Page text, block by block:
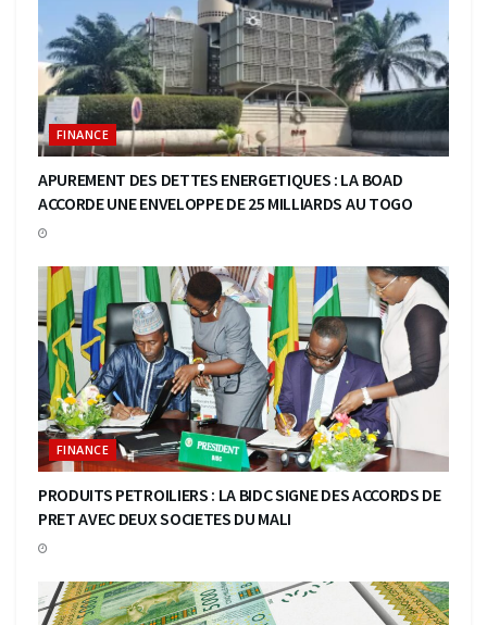
FINANCE
APUREMENT DES DETTES ENERGETIQUES : LA BOAD
ACCORDE UNE ENVELOPPE DE 25 MILLIARDS AU TOGO
FINANCE
PRODUITS PETROILIERS : LA BIDC SIGNE DES ACCORDS DE
PRET AVEC DEUX SOCIETES DU MALI